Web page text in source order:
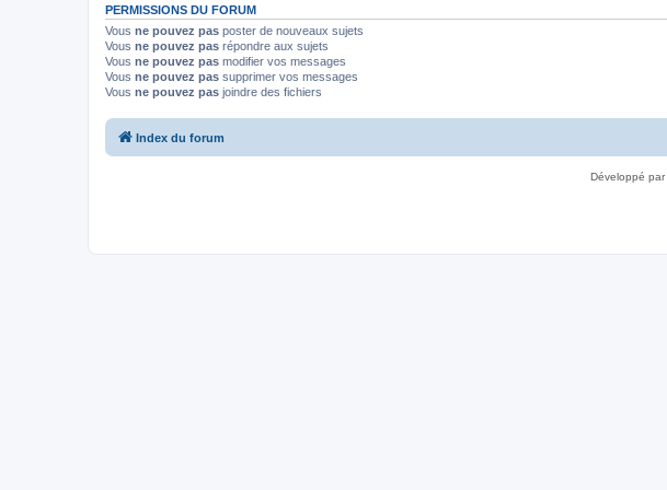
PERMISSIONS DU FORUM
Vous ne pouvez pas poster de nouveaux sujets
Vous ne pouvez pas répondre aux sujets
Vous ne pouvez pas modifier vos messages
Vous ne pouvez pas supprimer vos messages
Vous ne pouvez pas joindre des fichiers
Index du forum
Développé par